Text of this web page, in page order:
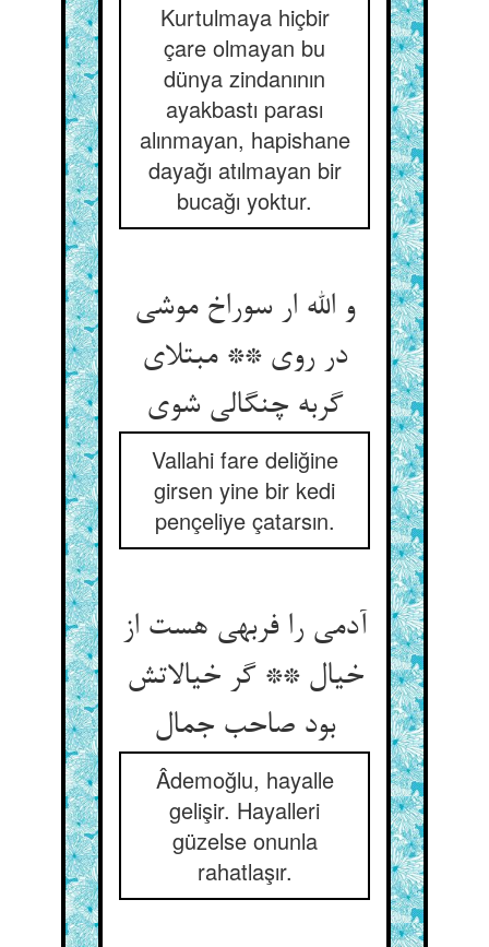
Kurtulmaya hiçbir
çare olmayan bu
dünya zindanının
ayakbastı parası
alınmayan, hapishane
dayağı atılmayan bir
bucağı yoktur.
و الله ار سوراخ موشی
در روی ** مبتلای
گربه چنگالی شوی‏
Vallahi fare deliğine
girsen yine bir kedi
pençeliye çatarsın.
آدمی را فربهی هست از
خیال ** گر خیالاتش
بود صاحب جمال‏
Âdemoğlu, hayalle
gelişir. Hayalleri
güzelse onunla
rahatlaşır.